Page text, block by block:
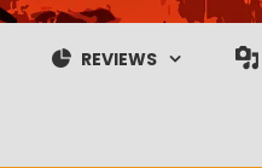
reviews, coverage en
REVIEWS